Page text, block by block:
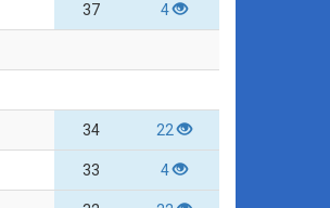
37 4
34 22
33 4